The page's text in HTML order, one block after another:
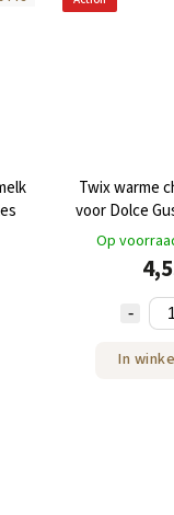
Twix warme
voor Dolce
Op
In